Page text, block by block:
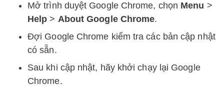
Mở trình duyệt Google Chrome, chọn Menu >
Help > About Google Chrome.
Đợi Google Chrome kiểm tra các bản cập nhật
có sẵn.
Sau khi cập nhật, hãy khởi chạy lại Google
Chrome.